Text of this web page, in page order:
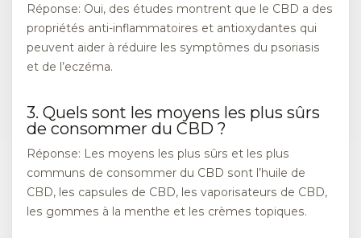
Réponse: Oui, des études montrent que le CBD a des
propriétés anti-inflammatoires et antioxydantes qui
peuvent aider à réduire les symptômes du psoriasis
et de l’eczéma.
3. Quels sont les moyens les plus sûrs
de consommer du CBD ?
Réponse: Les moyens les plus sûrs et les plus
communs de consommer du CBD sont l’huile de
CBD, les capsules de CBD, les vaporisateurs de CBD,
les gommes à la menthe et les crèmes topiques.